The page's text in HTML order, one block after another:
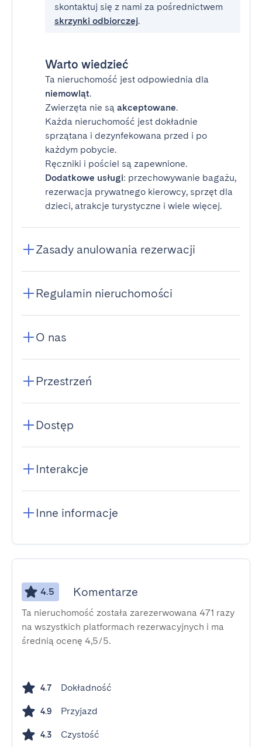
skontaktuj się z nami za pośrednictwem
skrzynki odbiorczej.
Warto wiedzieć
Ta nieruchomość jest odpowiednia dla
niemowląt.
Zwierzęta nie są akceptowane.
Każda nieruchomość jest dokładnie
sprzątana i dezynfekowana przed i po
każdym pobycie.
Ręczniki i pościel są zapewnione.
Dodatkowe usługi: przechowywanie bagażu,
rezerwacja prywatnego kierowcy, sprzęt dla
dzieci, atrakcje turystyczne i wiele więcej.
Zasady anulowania rezerwacji
Regulamin nieruchomości
O nas
Przestrzeń
Dostęp
Interakcje
Inne informacje
4.5 Komentarze
Ta nieruchomość została zarezerwowana 471 razy
na wszystkich platformach rezerwacyjnych i ma
średnią ocenę 4,5/5.
4.7 Dokładność
4.9 Przyjazd
4.3 Czystość